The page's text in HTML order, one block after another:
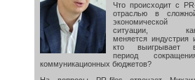
Что происходит с
отраслью в
экономической
ситуации,
меняется индустрия
кто выигрывает
период
коммуникационных бюджетов?